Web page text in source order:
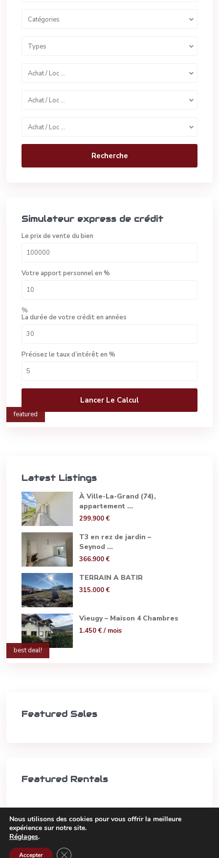
Catégories
Types
Achat / Loc …
Achat / Loc …
Achat / Loc …
Recherche
Simulateur express de crédit
Le prix de vente du bien
Votre apport personnel en %
%
La durée de votre crédit en années
Précisez le taux d’intérêt en %
Lancer Le Calcul
featured
Latest Listings
À Ville-La-Grand (74),
appartement ...
299.900 €
T3 en rez de jardin –
Seynod ...
366.900 €
TERRAIN A BATIR
315.000 €
Vieugy – Maison 4 Chambres
1.450 €/ mois
best deal!
Featured Sales
Featured Rentals
Copyright 2021 -
Nous utilisons des cookies pour vous offrir la meilleure
expérience sur notre site.
Réglages.
Accepter Fermer la bannière des cookies GDPR